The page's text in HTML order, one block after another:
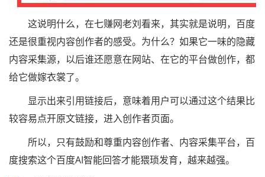
这说明什么，在七赚网老刘看来，其实就是说明，百度
还是很重视内容创作者的感受。为什么？如果它一味的隐藏
内容采集源，以后谁还愿意在网站、在它的平台做创作，都
给它做嫁衣裳了。
显示出来引用链接后，意味着用户可以通过这个结果比
较容易点开原文链接，进入创作者页面。
所以，只有鼓励和尊重内容创作者、内容采集平台，百
度搜索这个百度AI智能回答才能猥琐发育，越来越强。